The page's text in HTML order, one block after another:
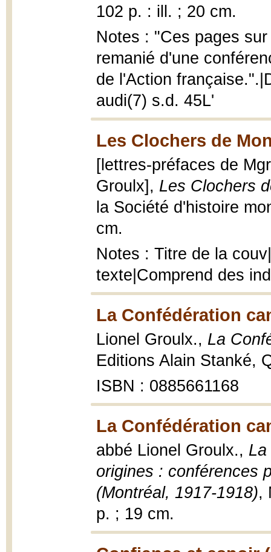
102 p. : ill. ; 20 cm.
Notes : "Ces pages
remanié d'une
de l'Action
audi(7) s.d. 45L'
Les Clochers de
[lettres-préfaces de
Groulx], Les Clochers
la Société d'histoire
cm.
Notes : Titre de la
texte|Comprend des
La Confédération
Lionel Groulx., La
Editions Alain Stanké,
ISBN : 0885661168
La Confédération
abbé Lionel Groulx.,
origines : conférences
(Montréal, 1917-1918),
p. ; 19 cm.